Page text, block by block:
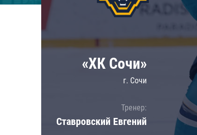
Локомотив
ЦСКА
Шанхайские Драконы
«ХК Сочи»
г. Сочи
Тренер:
Ставровский Евгений